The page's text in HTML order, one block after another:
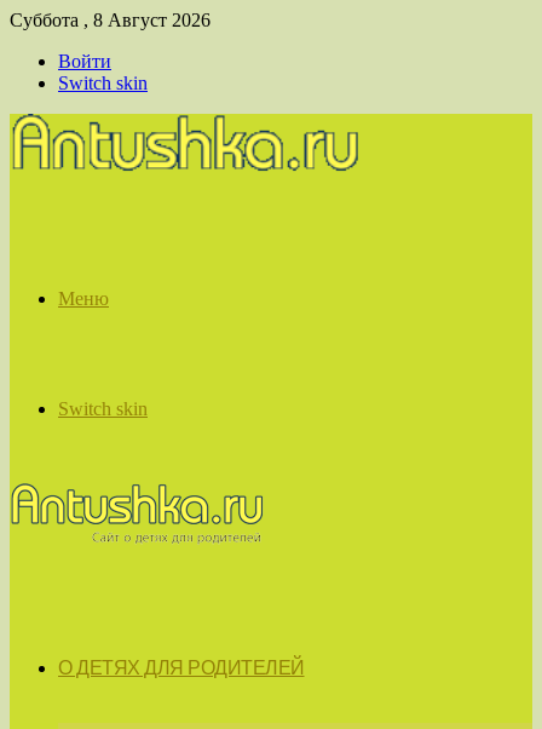
Суббота , 8 Август 2026
Войти
Switch skin
Меню
Switch skin
О ДЕТЯХ ДЛЯ РОДИТЕЛЕЙ